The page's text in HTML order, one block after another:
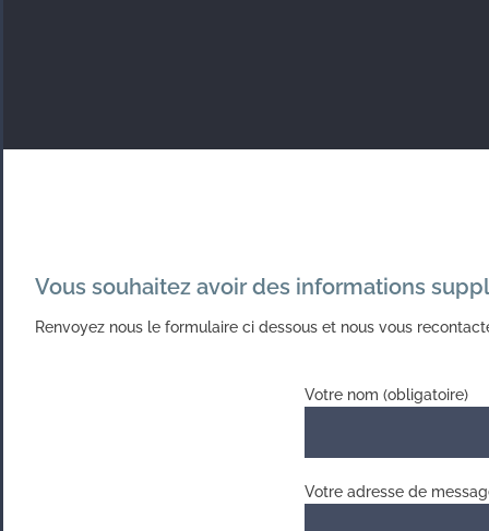
Vous souhaitez avoir des informations
Renvoyez nous le formulaire ci dessous et nous vous
Votre nom (obligatoire)
Votre adresse de